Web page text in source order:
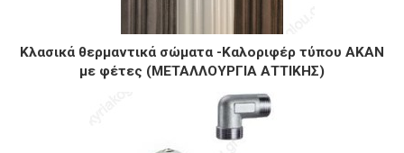
Κλασικά θερμαντικά σώματα -Καλοριφέρ τύπου ΑΚΑΝ
με φέτες (ΜΕΤΑΛΛΟΥΡΓΙΑ ΑΤΤΙΚΗΣ)